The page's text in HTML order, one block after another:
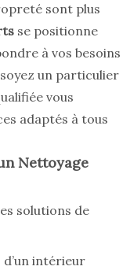
sont plus
se positionne
à vos besoins
un particulier
vous
adaptés à tous
Nettoyage
solutions de
intérieur